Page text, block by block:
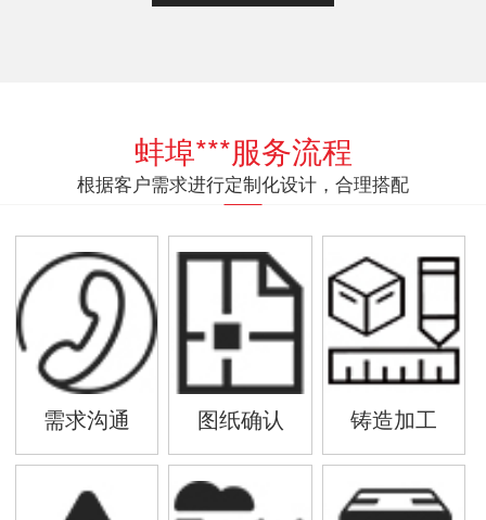
蚌埠***服务流程
根据客户需求进行定制化设计，合理搭配
需求沟通 图纸确认 铸造加工